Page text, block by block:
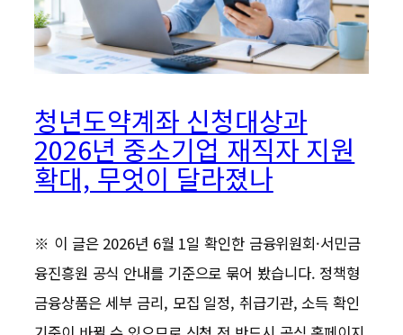
청년도약계좌 신청대상과
2026년 중소기업 재직자 지원
확대, 무엇이 달라졌나
※ 이 글은 2026년 6월 1일 확인한 금융위원회·서민금
융진흥원 공식 안내를 기준으로 묶어 봤습니다. 정책형
금융상품은 세부 금리, 모집 일정, 취급기관, 소득 확인